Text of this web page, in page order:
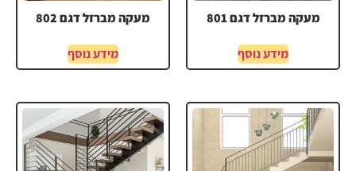
מעקה מברזל דגם 801
מידע נוסף
מעקה מברזל דגם 802
מידע נוסף